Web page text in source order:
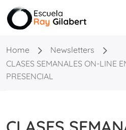
Home
Newsletters
CLASES SEMANALES ON-LINE
PRESENCIAL